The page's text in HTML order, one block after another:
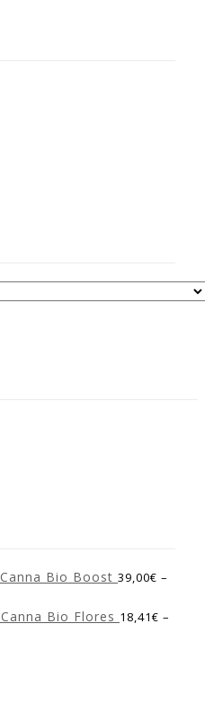
Canna Bio Boost 39,00€ –
Canna Bio Flores 18,41€ –